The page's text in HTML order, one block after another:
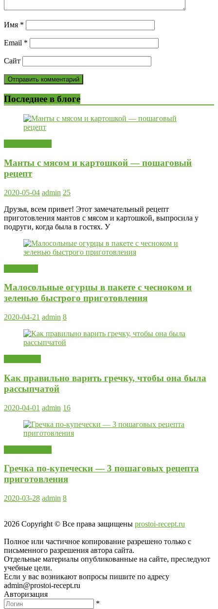
Имя *
Email *
Сайт
Последнее в блоге
Манты с мясом и картошкой — пошаговый
рецепт
2020-05-04 admin 25
Друзья, всем привет! Этот замечательный рецепт
приготовления мантов с мясом и картошкой, выпросила у
подруги, когда была в гостях. У
Малосольные огурцы в пакете с чесноком и
зеленью быстрого приготовления
2020-04-21 admin 8
Как правильно варить гречку, чтобы она была
рассыпчатой
2020-04-01 admin 16
Гречка по-купечески — 3 пошаговых рецепта
приготовления
2020-03-28 admin 8
2026 Copyright © Все права защищены prostoi-recept.ru
Полное или частичное копирование разрешено только с
письменного разрешения автора сайта.
Отдельные материалы опубликованные на сайте, преследуют
учебные цели.
Если у вас возникают вопросы пишите по адресу
admin@prostoi-recept.ru
Авторизация
*